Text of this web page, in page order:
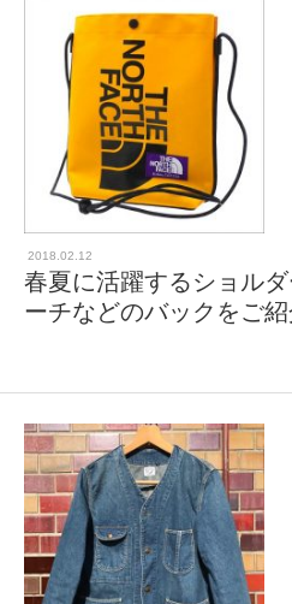
2018.02.12
春夏に活躍するショル
ーチなどのバックをご